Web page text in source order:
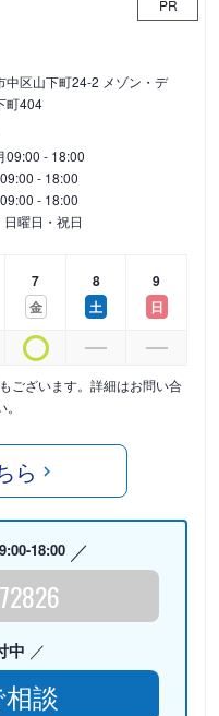
PR
中区山下町24-2 メゾン・デ
町404
09:00 - 18:00
09:00 - 18:00
09:00 - 18:00
日曜日・祝日
7
金
8
土
9
日
ございます。詳細はお問い合
ら
18:00
中
談